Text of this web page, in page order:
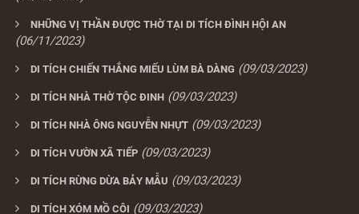
NHỮNG VỊ THẦN ĐƯỢC THỜ TẠI DI TÍCH ĐÌNH HỘI AN
(06/11/2023)
DI TÍCH CHIẾN THẮNG MIẾU LÙM BÀ DÀNG (09/03/2023)
DI TÍCH NHÀ THỜ TỘC ĐINH (09/03/2023)
DI TÍCH NHÀ ÔNG NGUYỄN NHỰT (09/03/2023)
DI TÍCH VƯỜN XÃ TIẾP (09/03/2023)
DI TÍCH RỪNG DỪA BẢY MẪU (09/03/2023)
DI TÍCH XÓM MỒ CÔI (09/03/2023)